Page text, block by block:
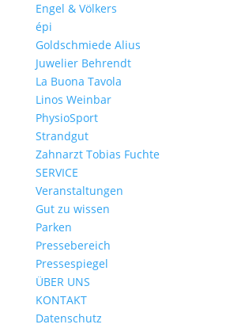
Engel & Völkers
épi
Goldschmiede Alius
Juwelier Behrendt
La Buona Tavola
Linos Weinbar
PhysioSport
Strandgut
Zahnarzt Tobias Fuchte
SERVICE
Veranstaltungen
Gut zu wissen
Parken
Pressebereich
Pressespiegel
ÜBER UNS
KONTAKT
Datenschutz